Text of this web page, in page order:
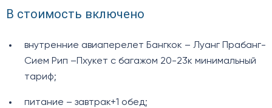
В стоимость включено
внутренние авиаперелет Бангкок – Луанг Прабанг-
Сием Рип –Пхукет с багажом 20-23к минимальный
тариф;
питание – завтрак+1 обед;